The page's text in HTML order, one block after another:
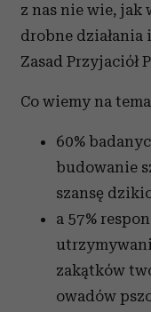
z nas nie wie, jak
drobne
Zasad Przyjaciół
Co wiemy na
60%
budowanie
szansę
a 57%
zakątków
owadów